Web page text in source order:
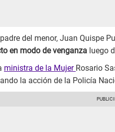
del menor, Juan Quispe
en modo de venganza luego
ministra de la Mujer Rosario
la acción de la Policía